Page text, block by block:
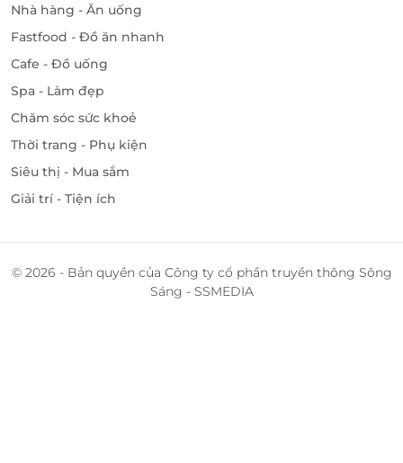
Nhà hàng - Ăn uống
Fastfood - Đồ ăn nhanh
Cafe - Đồ uống
Spa - Làm đẹp
Chăm sóc sức khoẻ
Thời trang - Phụ kiện
Siêu thị - Mua sắm
Giải trí - Tiện ích
© 2026 - Bản quyền của Công ty cổ phần truyền thông Sông
Sáng - SSMEDIA